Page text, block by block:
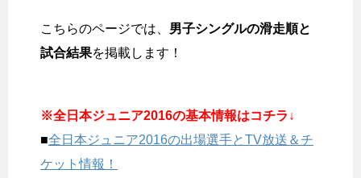
こちらのページでは、 男子シングルの滑走順と
試合結果を掲載します！
※全日本ジュニア2016の基本情報はコチラ↓
■全日本ジュニア2016の出場選手とTV放送＆チ
ケット情報！